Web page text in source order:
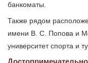
банкоматы.
Также рядом
имени В. С. Попова и
университет спорта и